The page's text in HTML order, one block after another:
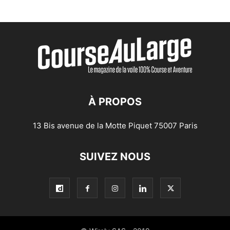
À PROPOS
13 Bis avenue de la Motte Piquet 75007 Paris
SUIVEZ NOUS